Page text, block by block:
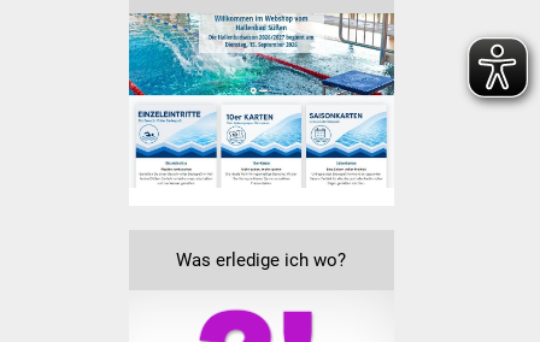
Zehntscheuer
Bürgerhaus
Kulturhalle
Selbsteintrag Vereine
Was erledige ich wo?